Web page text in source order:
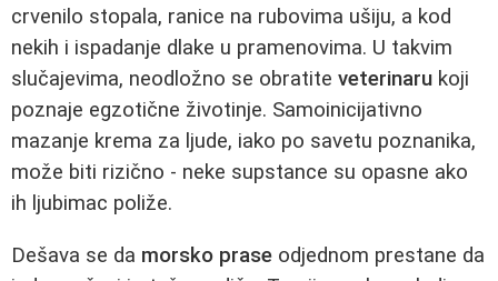
crvenilo stopala, ranice na rubovima ušiju, a kod
nekih i ispadanje dlake u pramenovima. U takvim
slučajevima, neodložno se obratite veterinaru koji
poznaje egzotične životinje. Samoinicijativno
mazanje krema za ljude, iako po savetu poznanika,
može biti rizično - neke supstance su opasne ako
ih ljubimac poliže.
Dešava se da morsko prase odjednom prestane da